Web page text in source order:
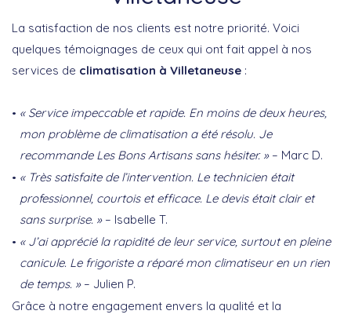
La satisfaction de nos clients est notre priorité. Voici
quelques témoignages de ceux qui ont fait appel à nos
services de climatisation à Villetaneuse :
« Service impeccable et rapide. En moins de deux heures,
mon problème de climatisation a été résolu. Je
recommande Les Bons Artisans sans hésiter. »– Marc D.
« Très satisfaite de l’intervention. Le technicien était
professionnel, courtois et efficace. Le devis était clair et
sans surprise. »– Isabelle T.
« J’ai apprécié la rapidité de leur service, surtout en pleine
canicule. Le frigoriste a réparé mon climatiseur en un rien
de temps. »– Julien P.
Grâce à notre engagement envers la qualité et la